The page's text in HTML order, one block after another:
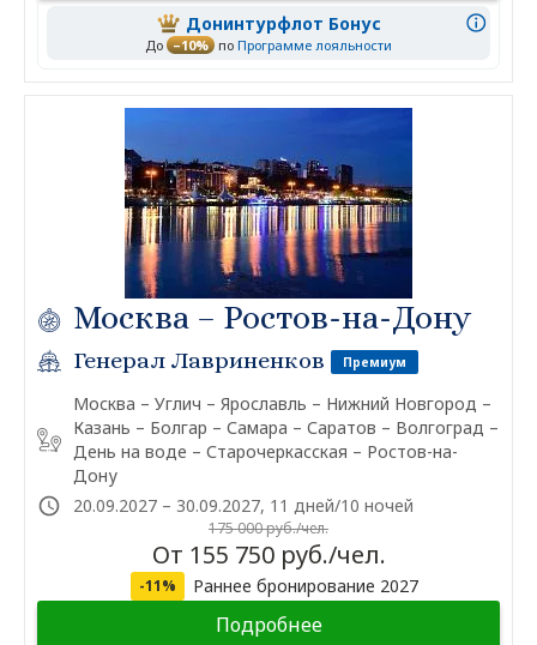
Донинтурфлот Бонус
До –10% по Программе лояльности
Москва – Ростов-на-Дону
Генерал Лавриненков Премиум
Москва – Углич – Ярославль – Нижний Новгород –
Казань – Болгар – Самара – Саратов – Волгоград –
День на воде – Старочеркасская – Ростов-на-
Дону
20.09.2027 – 30.09.2027, 11 дней/10 ночей
175 000 руб./чел.
От 155 750 руб./чел.
-11% Раннее бронирование 2027
Подробнее